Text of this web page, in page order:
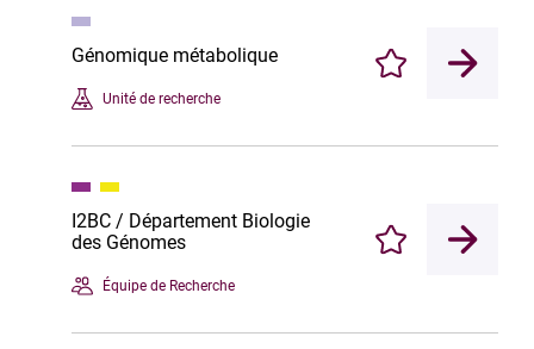
Génomique métabolique
Unité de recherche
Enregistrer
I2BC / Département Biologie
des Génomes
Équipe de Recherche
Enregistrer